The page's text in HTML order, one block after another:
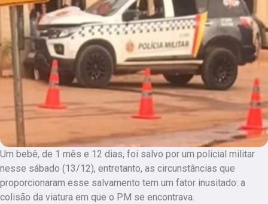
Um bebê, de 1 mês e 12 dias, foi salvo por um policial militar
nesse sábado (13/12), entretanto, as circunstâncias que
proporcionaram esse salvamento tem um fator inusitado: a
colisão da viatura em que o PM se encontrava.